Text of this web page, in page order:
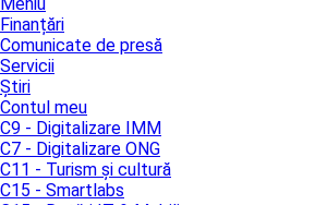
Meniu
Finanțări
Comunicate de presă
Servicii
Știri
Contul meu
C9 - Digitalizare IMM
C7 - Digitalizare ONG
C11 - Turism și cultură
C15 - Smartlabs